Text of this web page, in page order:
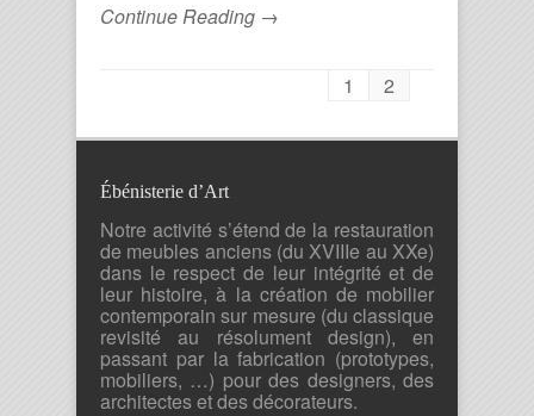
Continue Reading →
1 2
Ébénisterie d’Art
Notre activité s’étend de la restauration
de meubles anciens (du XVIIIe au XXe)
dans le respect de leur intégrité et de
leur histoire, à la création de mobilier
contemporain sur mesure (du classique
revisité au résolument design), en
passant par la fabrication (prototypes,
mobiliers, …) pour des designers, des
architectes et des décorateurs.